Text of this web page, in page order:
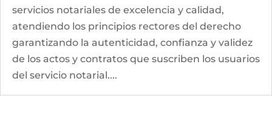
servicios notariales de excelencia y calidad,
atendiendo los principios rectores del derecho
garantizando la autenticidad, confianza y validez
de los actos y contratos que suscriben los usuarios
del servicio notarial....